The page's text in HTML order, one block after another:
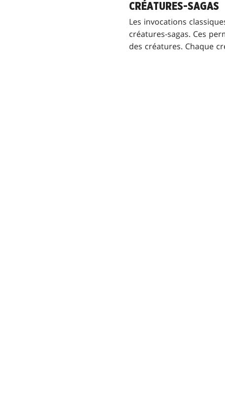
CRÉATURES-SAGAS
Les invocations
créatures-sagas. Ces
des créatures. Chaque